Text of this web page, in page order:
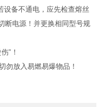
备不通电，应先检查熔丝
断电源！并更换相同型号规
”！
放入易燃易爆物品！